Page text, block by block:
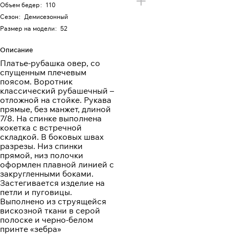
Объем бедер: 110
Сезон: Демисезонный
Размер на модели: 52
Описание
Платье-рубашка овер, со
спущенным плечевым
поясом. Воротник
классический рубашечный –
отложной на стойке. Рукава
прямые, без манжет, длиной
7/8. На спинке выполнена
кокетка с встречной
складкой. В боковых швах
разрезы. Низ спинки
прямой, низ полочки
оформлен плавной линией с
закругленными боками.
Застегивается изделие на
петли и пуговицы.
Выполнено из струящейся
вискозной ткани в серой
полоске и черно-белом
принте «зебра»